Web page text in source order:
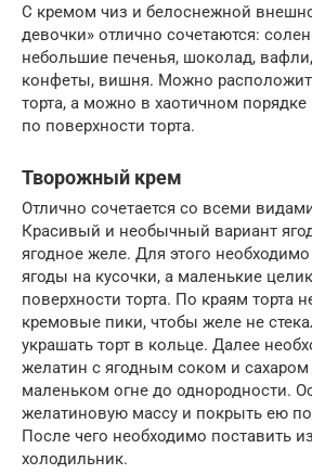
С кремом чиз и белоснежной
девочки» отлично сочетаются:
небольшие печенья, шоколад,
конфеты, вишня. Можно
торта, а можно в хаотичном порядке
по поверхности торта.
Творожный крем
Отлично сочетается со всеми
Красивый и необычный вариант
ягодное желе. Для этого
ягоды на кусочки, а маленькие
поверхности торта. По краям торта
кремовые пики, чтобы желе не
украшать торт в кольце. Далее
желатин с ягодным соком и сахаром
маленьком огне до однородности.
желатиновую массу и покрыть ею
После чего необходимо поставить
холодильник.